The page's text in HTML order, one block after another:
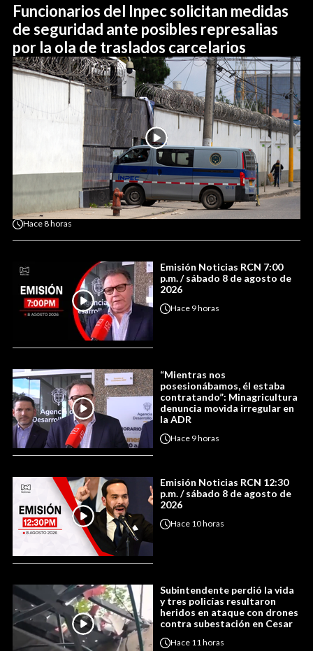
Funcionarios del Inpec solicitan medidas
de seguridad ante posibles represalias
por la ola de traslados carcelarios
Hace8 horas
Emisión Noticias RCN 7:00
p.m. / sábado 8 de agosto de
2026
Hace 9 horas
“Mientras nos
posesionábamos, él estaba
contratando”: Minagricultura
denuncia movida irregular en
la ADR
Hace 9 horas
Emisión Noticias RCN 12:30
p.m. / sábado 8 de agosto de
2026
Hace 10 horas
Subintendente perdió la vida
y tres policías resultaron
heridos en ataque con drones
contra subestación en Cesar
Hace 11 horas